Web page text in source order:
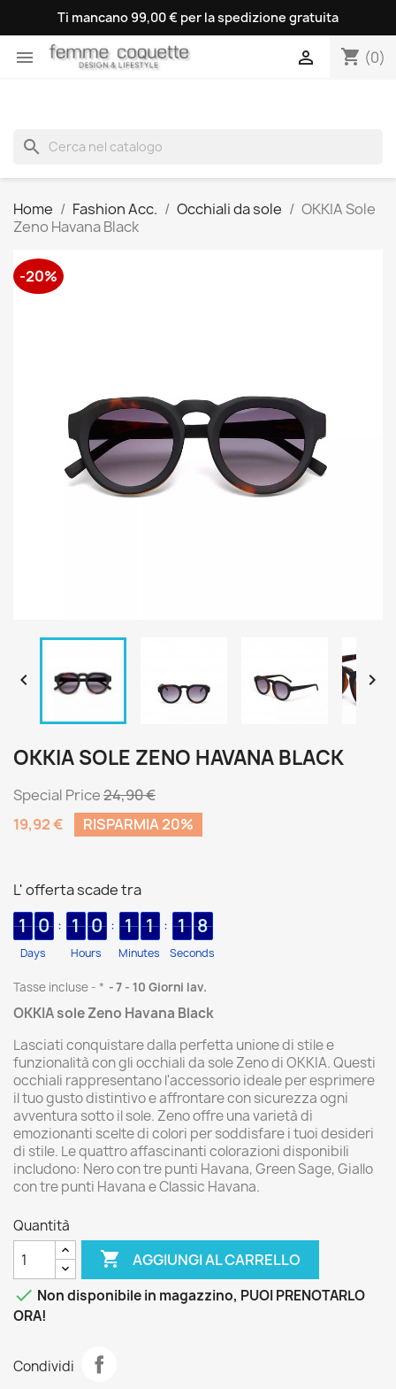
Ti mancano 99,00 € per la spedizione gratuita
 shopping_cart (0)

search
Home Fashion Acc. Occhiali da sole
OKKIA Sole
Zeno Havana Black
-20%
 
OKKIA SOLE ZENO HAVANA BLACK
Special Price24,90 €
19,92 €
RISPARMIA 20%
L' offerta scade tra
1 0
Days
: 1 0
Hours
: 1 1
Minutes
: 1 8
Seconds
Tasse incluse * 7 - 10 Giorni lav.
OKKIA sole Zeno Havana Black
Lasciati conquistare dalla perfetta unione di stile e
funzionalità con gli occhiali da sole Zeno di OKKIA. Questi
occhiali rappresentano l'accessorio ideale per esprimere
il tuo gusto distintivo e affrontare con sicurezza ogni
avventura sotto il sole. Zeno offre una varietà di
emozionanti scelte di colori per soddisfare i tuoi desideri
di stile. Le quattro affascinanti colorazioni disponibili
includono: Nero con tre punti Havana, Green Sage, Giallo
con tre punti Havana e Classic Havana.
Quantità
 AGGIUNGI AL CARRELLO
 Non disponibile in magazzino, PUOI PRENOTARLO
ORA!
Condividi